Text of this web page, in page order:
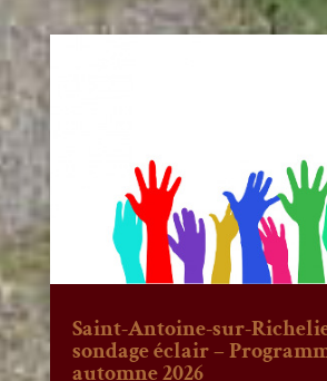
Saint-Antoine-sur-
sondage éclair –
automne 2026